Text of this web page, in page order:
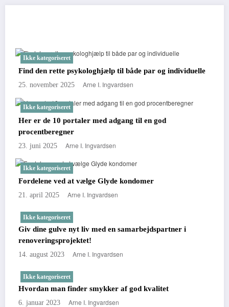
Ikke kategoriseret
Find den rette psykologhjælp til både par og individuelle
25. november 2025 Arne I. Ingvardsen
Ikke kategoriseret
Her er de 10 portaler med adgang til en god
procentberegner
23. juni 2025 Arne I. Ingvardsen
Ikke kategoriseret
Fordelene ved at vælge Glyde kondomer
21. april 2025 Arne I. Ingvardsen
Ikke kategoriseret
Giv dine gulve nyt liv med en samarbejdspartner i
renoveringsprojektet!
14. august 2023 Arne I. Ingvardsen
Ikke kategoriseret
Hvordan man finder smykker af god kvalitet
6. januar 2023 Arne I. Ingvardsen